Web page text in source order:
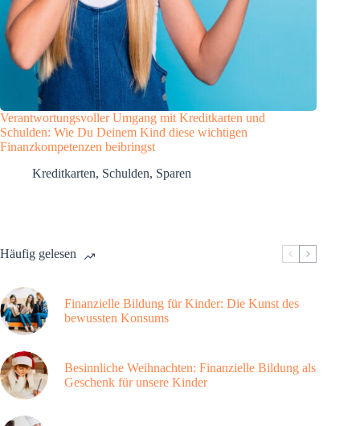
Verantwortungsvoller Umgang mit Kreditkarten und
Schulden: Wie Du Deinem Kind diese wichtigen
Finanzkompetenzen beibringst
Kreditkarten, Schulden, Sparen
Häufig gelesen
Finanzielle Bildung für Kinder: Die Kunst des
bewussten Konsums
Besinnliche Weihnachten: Finanzielle Bildung als
Geschenk für unsere Kinder